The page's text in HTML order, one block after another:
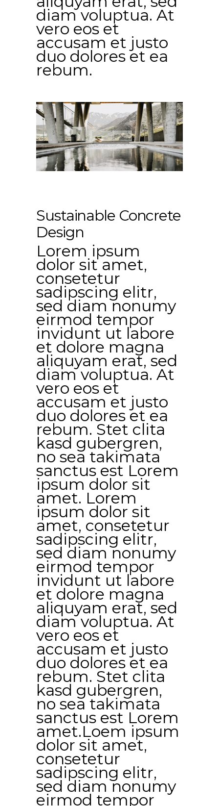
diam voluptua. At
vero eos et
accusam et justo
duo dolores et ea
rebum.
Sustainable Concrete
Design
Lorem ipsum
dolor sit amet,
consetetur
sadipscing elitr,
sed diam nonumy
eirmod tempor
invidunt ut labore
et dolore magna
aliquyam erat, sed
diam voluptua. At
vero eos et
accusam et justo
duo dolores et ea
rebum. Stet clita
kasd gubergren,
no sea takimata
sanctus est Lorem
ipsum dolor sit
amet. Lorem
ipsum dolor sit
amet, consetetur
sadipscing elitr,
sed diam nonumy
eirmod tempor
invidunt ut labore
et dolore magna
aliquyam erat, sed
diam voluptua. At
vero eos et
accusam et justo
duo dolores et ea
rebum. Stet clita
kasd gubergren,
no sea takimata
sanctus est Lorem
amet.Loem ipsum
dolor sit amet,
consetetur
sadipscing elitr,
sed diam nonumy
eirmod tempor